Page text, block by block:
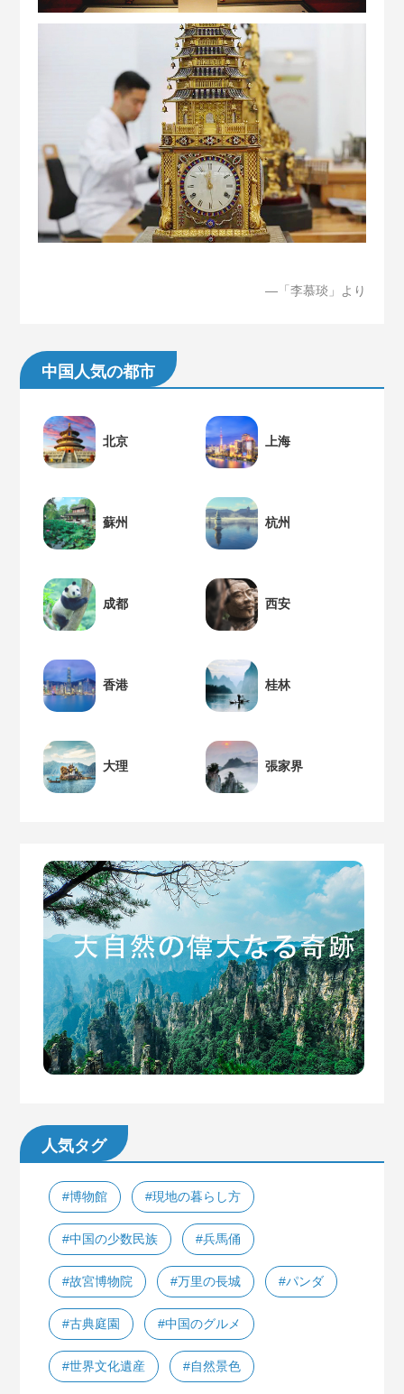
—「 李慕琰」より
中国人気の都市
北京 上海
蘇州 杭州
成都 西安
香港 桂林
大理 張家界
人気タグ
#博物館 #現地の暮らし方
#中国の少数民族 #兵馬俑
#故宮博物院 #万里の長城 #パンダ
#古典庭園 #中国のグルメ
#世界文化遺産 #自然景色